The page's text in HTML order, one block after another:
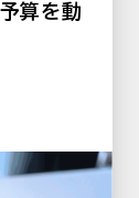
算を動